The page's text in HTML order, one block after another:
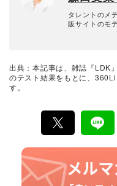
品や家電製品
つ、誰が見て
手法を心がけ
タレントのメ
販サイトのモ
O MORNING
メンテーター
出典：本記事は、雑誌『LDK
のテスト結果をもとに、
す。